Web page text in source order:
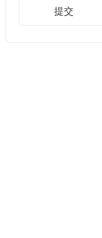
提交